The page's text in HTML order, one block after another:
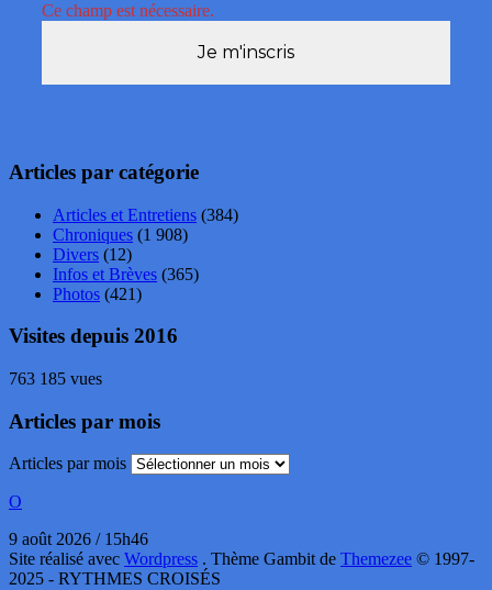
Ce champ est nécessaire.
Articles par catégorie
Articles et Entretiens (384)
Chroniques (1 908)
Divers (12)
Infos et Brèves (365)
Photos (421)
Visites depuis 2016
763 185 vues
Articles par mois
Articles par mois
O
9 août 2026 / 15h46
Site réalisé avec Wordpress . Thème Gambit de Themezee © 1997-
2025 - RYTHMES CROISÉS